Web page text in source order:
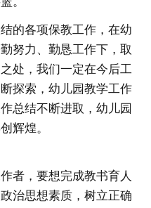
的各项保教工作，在幼
努力、勤恳工作下，取
处，我们一定在今后工
探索，幼儿园教学工作
总结不断进取，幼儿园
辉煌。
者，要想完成教书育人
治思想素质，树立正确